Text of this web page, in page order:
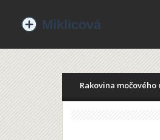
Rakovina močového